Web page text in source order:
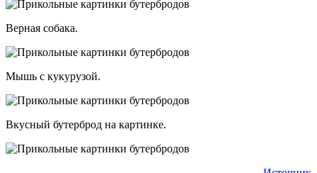
Верная собака.
Мышь с кукурузой.
Вкусный бутерброд на картинке.